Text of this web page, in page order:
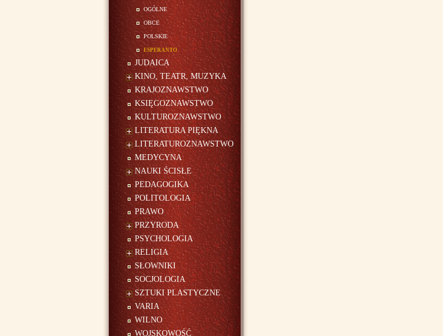
ogólne
obce
polskie
esperanto
JUDAICA
KINO, TEATR, MUZYKA
KRAJOZNAWSTWO
KSIĘGOZNAWSTWO
KULTUROZNAWSTWO
LITERATURA PIĘKNA
LITERATUROZNAWSTWO
MEDYCYNA
NAUKI ŚCISŁE
PEDAGOGIKA
POLITOLOGIA
PRAWO
PRZYRODA
PSYCHOLOGIA
RELIGIA
SŁOWNIKI
SOCJOLOGIA
SZTUKI PLASTYCZNE
VARIA
WILNO
WOJSKOWOŚĆ